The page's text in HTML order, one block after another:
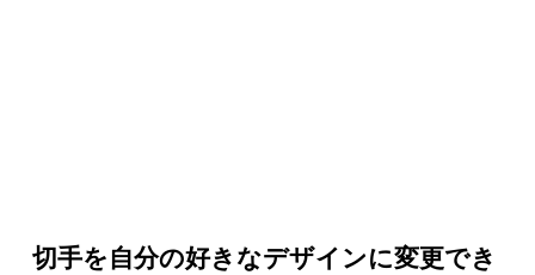
切手を自分の好きなデザインに変更でき